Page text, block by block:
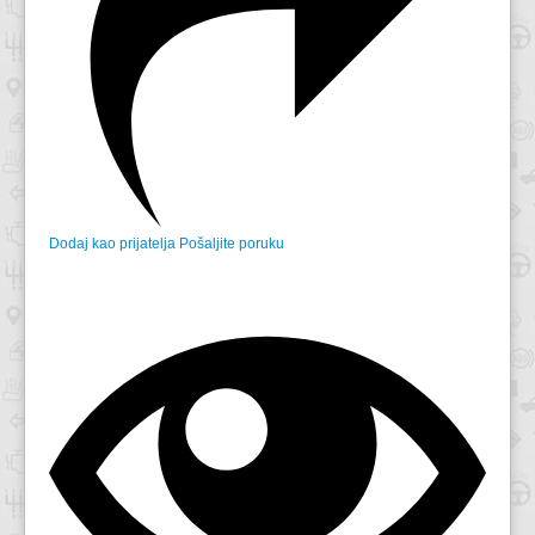
Dodaj kao prijatelja Pošaljite poruku